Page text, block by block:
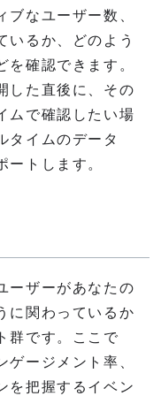
ブなユーザー数、
いるか、どのよう
を確認できます。
した直後に、その
ムで確認したい場
タイムのデータ
ートします。
ーザーがあなたの
に関わっているか
群です。ここで
ゲージメント率、
を把握するイベン